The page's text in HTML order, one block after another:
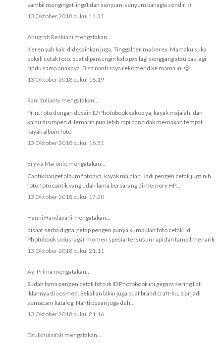
sambil mengingat-ingat dan senyum-senyum bahagia sendiri :)
13 Oktober 2018 pukul 14.31
Anugrah Reskiani mengatakan...
Keren yah kak, didesainkan juga. Tinggal terima beres. Mamaku suka
sekali cetak foto, buat dipantengin kalo pas lagi senggang atau pas lagi
rindu sama anaknya. Bisa nanti saya rekomend ke mama ini 😍
13 Oktober 2018 pukul 16.19
Rani Yulianty mengatakan...
Print foto dengan desain ID Photobook cakep ya, kayak majalah, dan
kalau disimpen di lemarin pun lebih rapi dan tidak memakan tempat
kayak album foto
13 Oktober 2018 pukul 16.51
Eryvia Maronie mengatakan...
Cantik banget album fotonya, kayak majalah. Jadi pengen cetak juga nih
foto-foto cantik yang udah lama bersarang di memory HP...
13 Oktober 2018 pukul 17.20
Hanni Handayani mengatakan...
disaat serba digital,tetap pengen punya kumpulan foto cetak. Id
Photobook solusi agar momen spesial tersusun rapi dan tampil menarik
13 Oktober 2018 pukul 21.11
Ayi Prima mengatakan...
Sudah lama pengen cetak foto di ID Photobook ini gegara sering liat
iklannya di sosmed. Sekalian bikin juga buat brand craft-ku, biar jadi
semacam katalog. Nanti pesan juga deh...
13 Oktober 2018 pukul 21.16
Dzulkhulaifah mengatakan...